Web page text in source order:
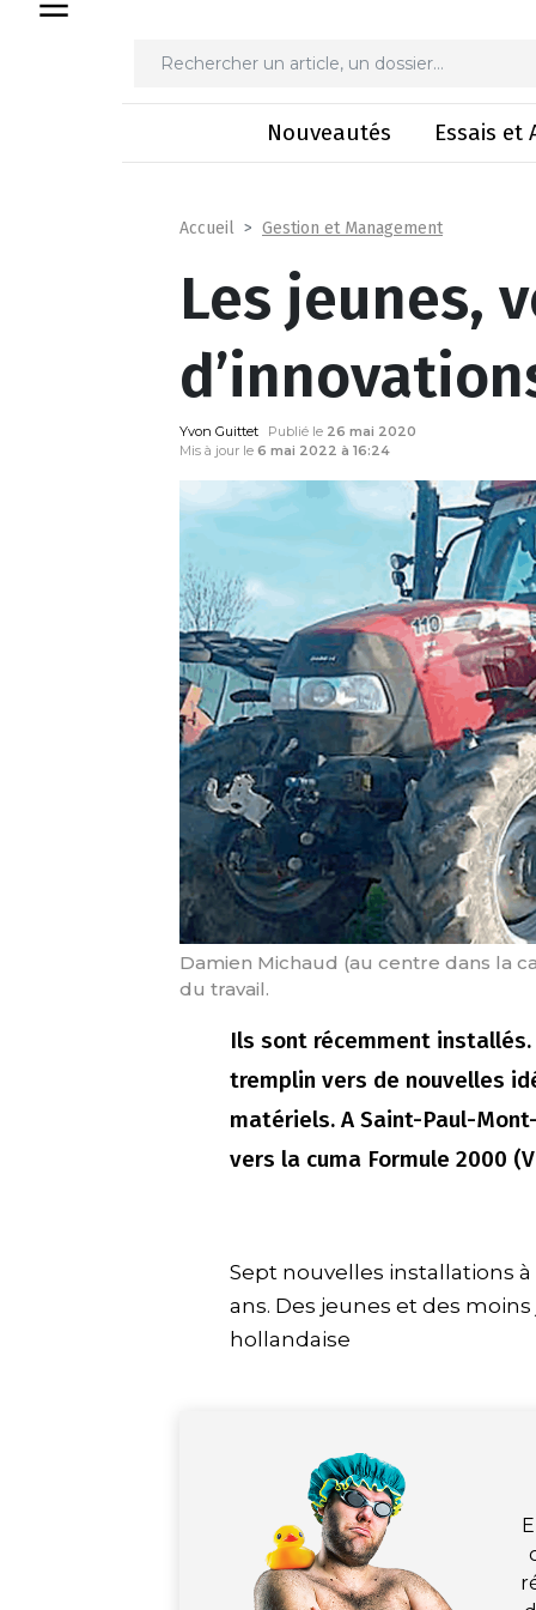
Nouveautés Essais et
Accueil Gestion et Management
Les jeunes,
Yvon Guittet Publié le 26 mai 2020
Mis à jour le 6 mai 2022 à 16:24
Damien Michaud (au centre dans la
du travail.
Ils sont récemment
tremplin vers de nouvelles
matériels. A Saint-Paul-
vers la cuma Formule 2000
Sept nouvelles installations
ans. Des jeunes et des
hollandaise